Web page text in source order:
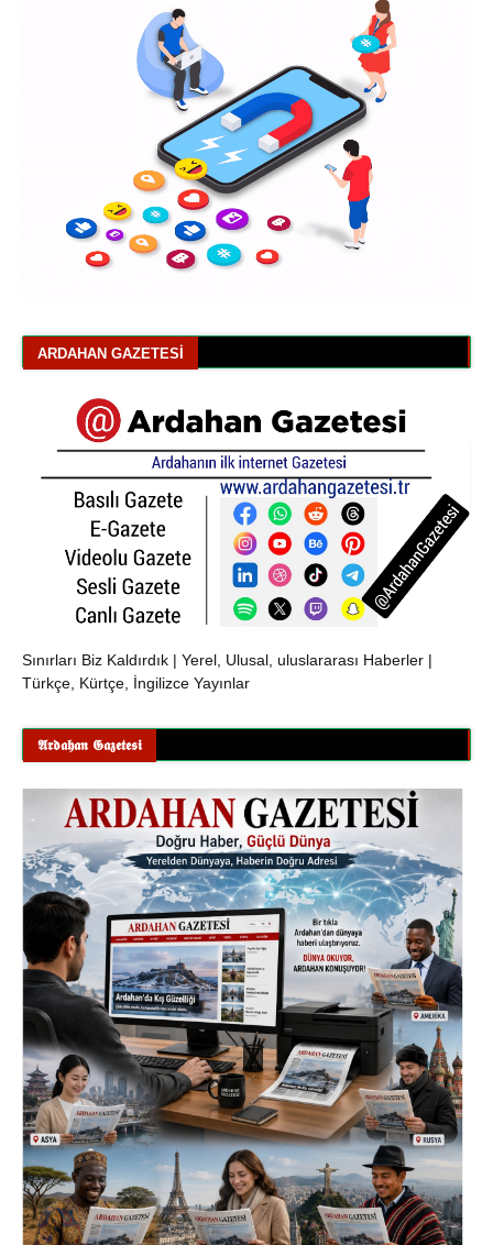
ARDAHAN GAZETESI
Sınırları Biz Kaldırdık | Yerel, Ulusal, uluslararası Haberler |
Türkçe, Kürtçe, İngilizce Yayınlar
𝕬𝖗𝖉𝖆𝖍𝖆𝖓 𝕲𝖆𝖟𝖊𝖙𝖊𝖘𝖎